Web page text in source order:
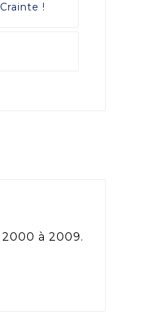
!
à 2009.